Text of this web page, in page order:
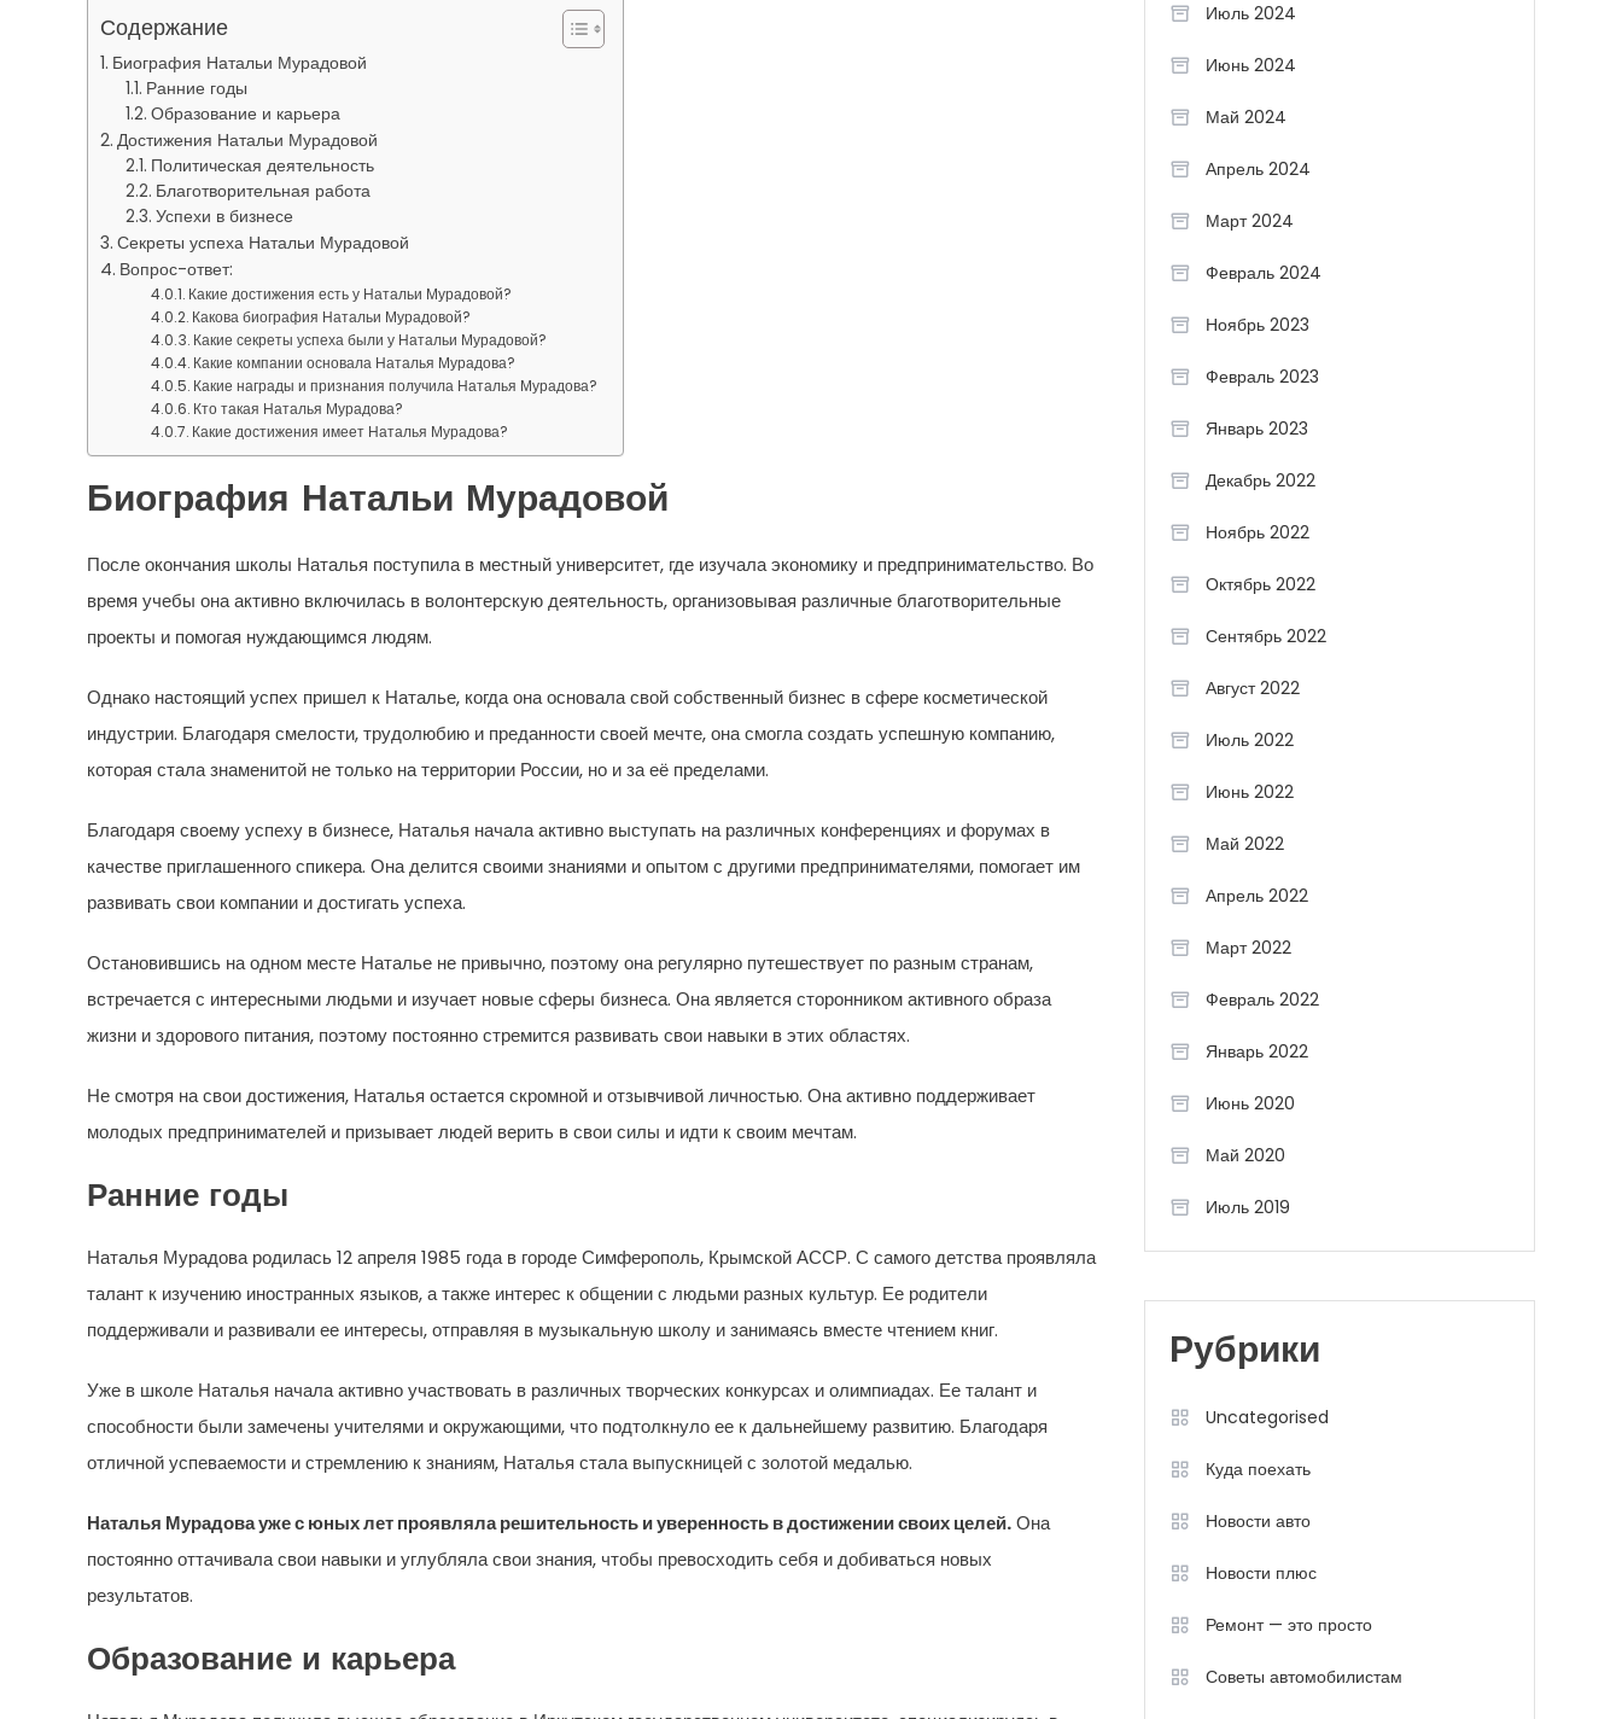
Содержание
Биография Натальи Мурадовой
Ранние годы
Образование и карьера
Достижения Натальи Мурадовой
Политическая деятельность
Благотворительная работа
Успехи в бизнесе
Секреты успеха Натальи Мурадовой
Вопрос-ответ:
Какие достижения есть у Натальи Мурадовой?
Какова биография Натальи Мурадовой?
Какие секреты успеха были у Натальи Мурадовой?
Какие компании основала Наталья Мурадова?
Какие награды и признания получила Наталья Мурадова?
Кто такая Наталья Мурадова?
Какие достижения имеет Наталья Мурадова?
Биография Натальи Мурадовой
После окончания школы Наталья поступила в местный университет, где изучала экономику и предпринимательство. Во
время учебы она активно включилась в волонтерскую деятельность, организовывая различные благотворительные
проекты и помогая нуждающимся людям.
Однако настоящий успех пришел к Наталье, когда она основала свой собственный бизнес в сфере косметической
индустрии. Благодаря смелости, трудолюбию и преданности своей мечте, она смогла создать успешную компанию,
которая стала знаменитой не только на территории России, но и за её пределами.
Благодаря своему успеху в бизнесе, Наталья начала активно выступать на различных конференциях и форумах в
качестве приглашенного спикера. Она делится своими знаниями и опытом с другими предпринимателями, помогает им
развивать свои компании и достигать успеха.
Остановившись на одном месте Наталье не привычно, поэтому она регулярно путешествует по разным странам,
встречается с интересными людьми и изучает новые сферы бизнеса. Она является сторонником активного образа
жизни и здорового питания, поэтому постоянно стремится развивать свои навыки в этих областях.
Не смотря на свои достижения, Наталья остается скромной и отзывчивой личностью. Она активно поддерживает
молодых предпринимателей и призывает людей верить в свои силы и идти к своим мечтам.
Ранние годы
Наталья Мурадова родилась 12 апреля 1985 года в городе Симферополь, Крымской АССР. С самого детства проявляла
талант к изучению иностранных языков, а также интерес к общении с людьми разных культур. Ее родители
поддерживали и развивали ее интересы, отправляя в музыкальную школу и занимаясь вместе чтением книг.
Уже в школе Наталья начала активно участвовать в различных творческих конкурсах и олимпиадах. Ее талант и
способности были замечены учителями и окружающими, что подтолкнуло ее к дальнейшему развитию. Благодаря
отличной успеваемости и стремлению к знаниям, Наталья стала выпускницей с золотой медалью.
Наталья Мурадова уже с юных лет проявляла решительность и уверенность в достижении своих целей.Она
постоянно оттачивала свои навыки и углубляла свои знания, чтобы превосходить себя и добиваться новых
результатов.
Образование и карьера
Июль 2024
Июнь 2024
Май 2024
Апрель 2024
Март 2024
Февраль 2024
Ноябрь 2023
Февраль 2023
Январь 2023
Декабрь 2022
Ноябрь 2022
Октябрь 2022
Сентябрь 2022
Август 2022
Июль 2022
Июнь 2022
Май 2022
Апрель 2022
Март 2022
Февраль 2022
Январь 2022
Июнь 2020
Май 2020
Июль 2019
Рубрики
Uncategorised
Куда поехать
Новости авто
Новости плюс
Ремонт — это просто
Советы автомобилистам